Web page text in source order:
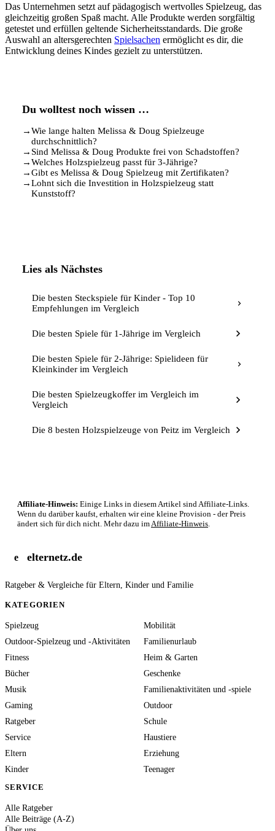
Das Unternehmen setzt auf pädagogisch wertvolles Spielzeug, das
gleichzeitig großen Spaß macht. Alle Produkte werden sorgfältig
getestet und erfüllen geltende Sicherheitsstandards. Die große
Auswahl an altersgerechten Spielsachen ermöglicht es dir, die
Entwicklung deines Kindes gezielt zu unterstützen.
Du wolltest noch wissen …
→Wie lange halten Melissa & Doug Spielzeuge
durchschnittlich?
→ Sind Melissa & Doug Produkte frei von Schadstoffen?
→Welches Holzspielzeug passt für 3-Jährige?
→Gibt es Melissa & Doug Spielzeug mit Zertifikaten?
→Lohnt sich die Investition in Holzspielzeug statt
Kunststoff?
Lies als Nächstes
Die besten Steckspiele für Kinder - Top 10
Empfehlungen im Vergleich
Die besten Spiele für 1-Jährige im Vergleich
Die besten Spiele für 2-Jährige: Spielideen für
Kleinkinder im Vergleich
Die besten Spielzeugkoffer im Vergleich im
Vergleich
Die 8 besten Holzspielzeuge von Peitz im Vergleich
Affiliate-Hinweis: Einige Links in diesem Artikel sind Affiliate-Links.
Wenn du darüber kaufst, erhalten wir eine kleine Provision - der Preis
ändert sich für dich nicht. Mehr dazu im Affiliate-Hinweis
e elternetz.de
Ratgeber & Vergleiche für Eltern, Kinder und Familie
KATEGORIEN
Spielzeug
Mobilität
Outdoor-Spielzeug und -Aktivitäten
Familienurlaub
Fitness
Heim & Garten
Bücher
Geschenke
Musik
Familienaktivitäten und -spiele
Gaming
Outdoor
Ratgeber
Schule
Service
Haustiere
Eltern
Erziehung
Kinder
Teenager
SERVICE
Alle Ratgeber
Alle Beiträge (A-Z)